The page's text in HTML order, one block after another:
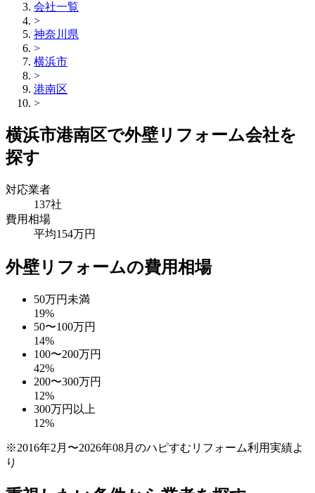
会社一覧
>
神奈川県
>
横浜市
>
港南区
>
横浜市港南区で外壁リフォーム会社を
探す
対応業者
137社
費用相場
平均154万円
外壁リフォームの費用相場
50万円未満
19%
50〜100万円
14%
100〜200万円
42%
200〜300万円
12%
300万円以上
12%
※2016年2月〜2026年08月のハピすむリフォーム利用実績よ
り